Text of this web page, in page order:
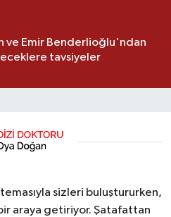
ve Emir Benderlioğlu'ndan
tavsiyeler
sizleri buluştururken,
araya getiriyor. Şatafattan